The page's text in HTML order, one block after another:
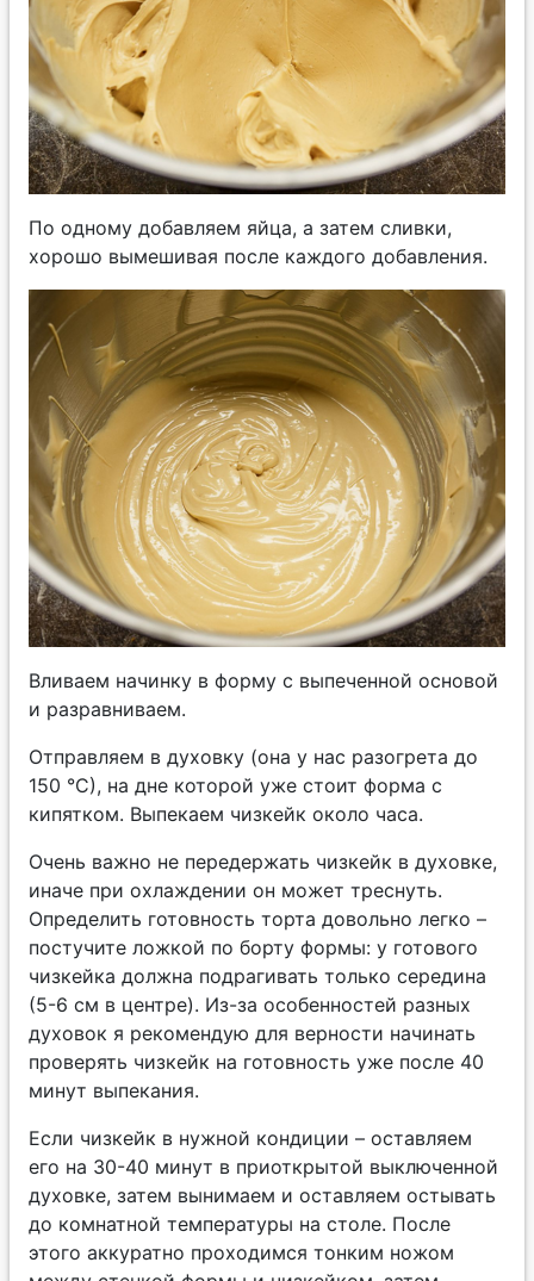
По одному добавляем яйца, а затем сливки,
хорошо вымешивая после каждого добавления.
Вливаем начинку в форму с выпеченной основой
и разравниваем.
Отправляем в духовку (она у нас разогрета до
150 °С), на дне которой уже стоит форма с
кипятком. Выпекаем чизкейк около часа.
Очень важно не передержать чизкейк в духовке,
иначе при охлаждении он может треснуть.
Определить готовность торта довольно легко –
постучите ложкой по борту формы: у готового
чизкейка должна подрагивать только середина
(5-6 см в центре). Из-за особенностей разных
духовок я рекомендую для верности начинать
проверять чизкейк на готовность уже после 40
минут выпекания.
Если чизкейк в нужной кондиции – оставляем
его на 30-40 минут в приоткрытой выключенной
духовке, затем вынимаем и оставляем остывать
до комнатной температуры на столе. После
этого аккуратно проходимся тонким ножом